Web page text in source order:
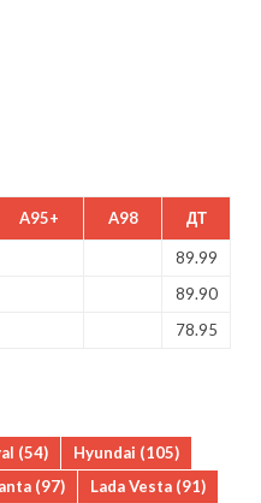
A95+ A98 ДТ
89.99
89.90
78.95
(54) Hyundai (105)
(97) Lada Vesta (91)